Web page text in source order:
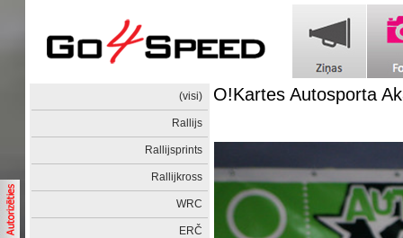
(visi)
Rallijs
Rallijsprints
Rallijkross
WRC
ERČ
O!Kartes Autosporta